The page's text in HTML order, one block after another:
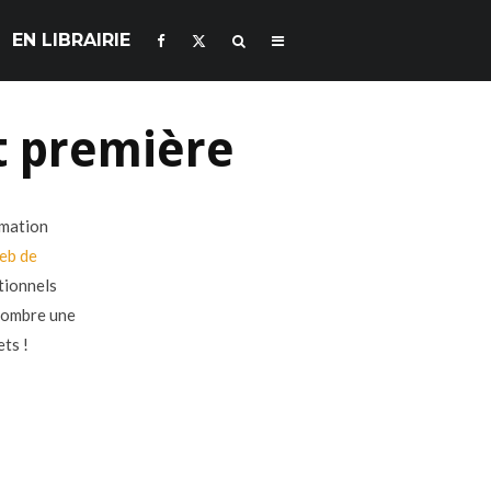
EN LIBRAIRIE
première
de
une
!